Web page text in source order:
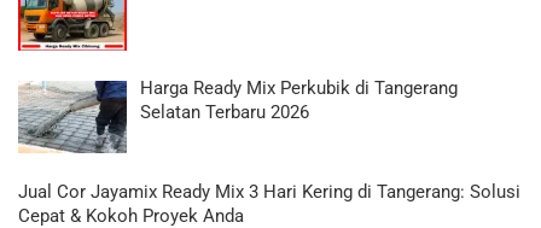
Harga Ready Mix Perkubik di Tangerang
Selatan Terbaru 2026
Jual Cor Jayamix Ready Mix 3 Hari Kering di Tangerang: Solusi
Cepat & Kokoh Proyek Anda